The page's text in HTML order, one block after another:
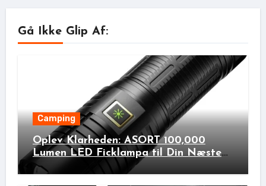
Gå Ikke Glip Af:
Camping
Oplev Klarheden: ASORT 100,000
Lumen LED Ficklampa til Din Næste
Udendørs Eventyr!